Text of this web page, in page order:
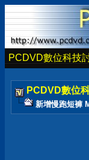
PCDVD數位科技
PCDVD數位
新增慢跑短褲